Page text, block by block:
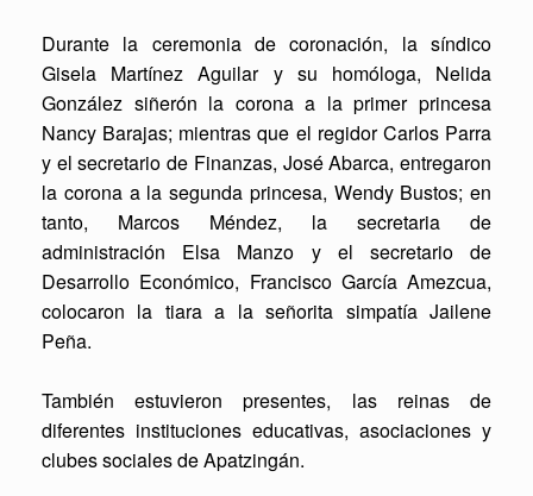
Durante la ceremonia de coronación, la síndico
Gisela Martínez Aguilar y su homóloga, Nelida
González siñerón la corona a la primer princesa
Nancy Barajas; mientras que el regidor Carlos Parra
y el secretario de Finanzas, José Abarca, entregaron
la corona a la segunda princesa, Wendy Bustos; en
tanto, Marcos Méndez, la secretaria de
administración Elsa Manzo y el secretario de
Desarrollo Económico, Francisco García Amezcua,
colocaron la tiara a la señorita simpatía Jailene
Peña.
También estuvieron presentes, las reinas de
diferentes instituciones educativas, asociaciones y
clubes sociales de Apatzingán.